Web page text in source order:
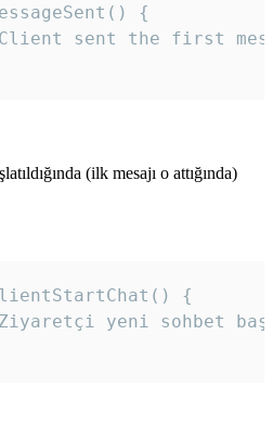
{
sent the first
(ilk mesajı o attığında)
{
yeni sohbet